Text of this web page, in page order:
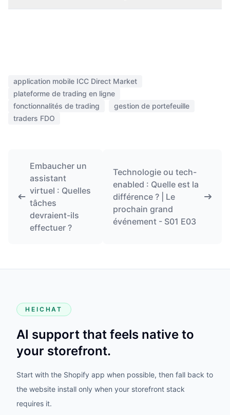
application mobile ICC Direct Market
plateforme de trading en ligne
fonctionnalités de trading
gestion de portefeuille
traders FDO
Embaucher un
assistant
virtuel : Quelles
tâches
devraient-ils
effectuer ?
Technologie ou tech-
enabled : Quelle est la
différence ? | Le
prochain grand
événement - S01 E03
HEICHAT
AI support that feels native to
your storefront.
Start with the Shopify app when possible, then fall back to
the website install only when your storefront stack
requires it.